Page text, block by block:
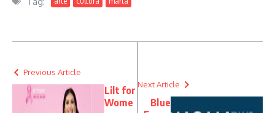
Previous Article
Lilt for
Wome
Next Article
Blue